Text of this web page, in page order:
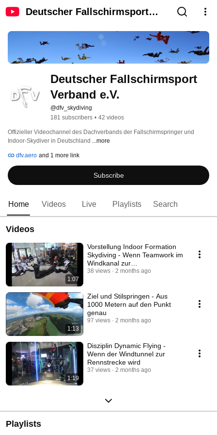
Deutscher Fallschirmsport
Deutscher Fallschirmsport
Verband e.V.
@dfv_skydiving
181 subscribers • 42 videos
Offizieller Videochannel des Dachverbands der Fallschirmspringer und
Indoor-Skydiver in Deutschland ...more
dfv.aero and 1 more link
Subscribe
Home Videos Live Playlists Search
Videos
1:07
Vorstellung Indoor Formation
Skydiving - Wenn Teamwork im
Windkanal zur
Präzisionssportart wird
38 views 2 months ago
1:13
Ziel und Stilspringen - Aus
1000 Metern auf den Punkt
genau
97 views 2 months ago
1:19
Disziplin Dynamic Flying -
Wenn der Windtunnel zur
Rennstrecke wird
37 views 2 months ago
Playlists